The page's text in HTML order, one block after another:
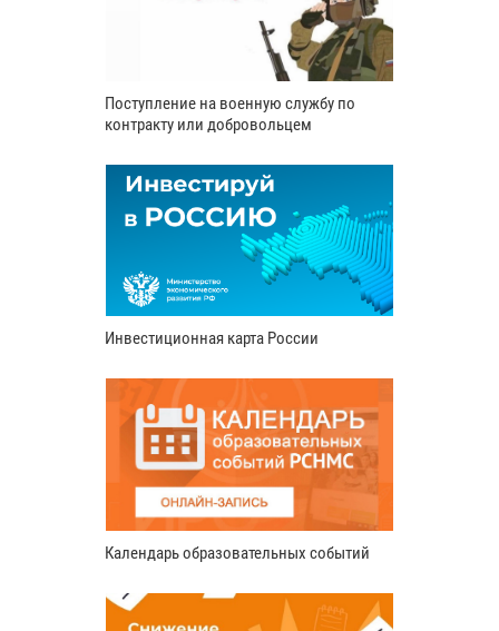
Поступление на военную службу по
контракту или добровольцем
Инвестиционная карта России
Календарь образовательных событий